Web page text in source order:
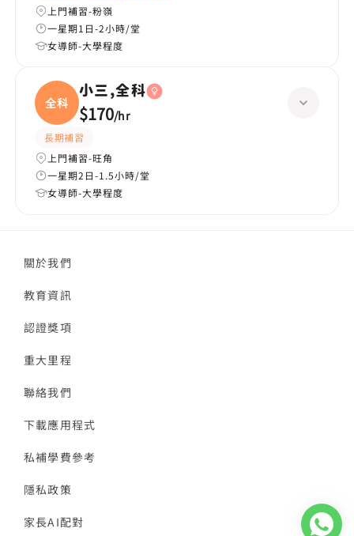
上門補習-粉嶺
一星期1日-2小時/堂
女導師-大學程度
全科
小三,全科
$170/hr
長期補習
上門補習-旺角
一星期2日-1.5小時/堂
女導師-大學程度
關於我們
教育資訊
認證獎項
重大里程
聯絡我們
下載應用程式
私補學費參考
隱私政策
家長AI配對